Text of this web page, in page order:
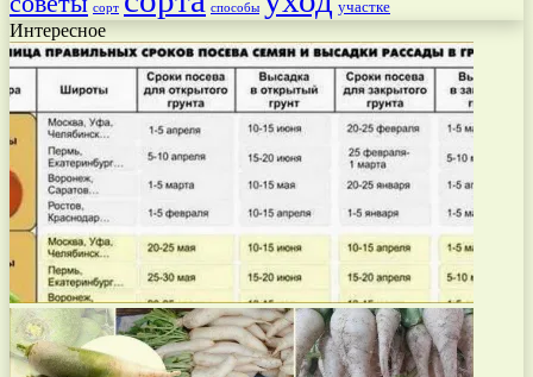
сорт способы участке
Интересное